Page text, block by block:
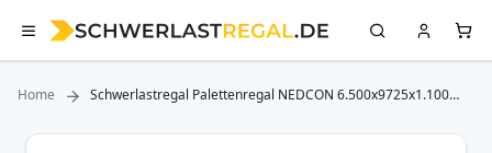
Home
Schwerlastregal Palettenregal NEDCON 6.500x9725x1.100
Zum